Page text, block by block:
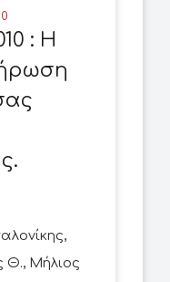
: Η
Θ., Μήλιος